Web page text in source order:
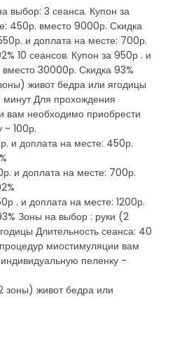
выбор: 3 сеанса. Купон за
450р. вместо 9000р. Скидка
и доплата на месте: 700р.
10 сеансов. Купон за 950р . и
30000р. Скидка 93%
живот бедра или ягодицы
минут Для прохождения
вам необходимо приобрести
- 100р.
и доплата на месте: 450р.
и доплата на месте: 700р.
. и доплата на месте: 1200р.
Зоны на выбор : руки (2
Длительность сеанса: 40
миостимуляции вам
пеленку -
зоны) живот бедра или